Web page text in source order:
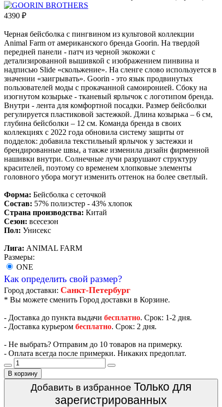
4390 ₽
Черная бейсболка с пингвином из культовой коллекции
Animal Farm от американского бренда Goorin. На твердой
передней панели - патч из черной экокожи с
детализированной вышивкой с изображением пинвина и
надписью Slide «скольжение». На сленге слово используется в
значении «заигрывать». Goorin - это язык продвинутых
пользователей моды с прокачанной самоиронией. Сбоку на
изогнутом козырьке - тканевый ярлычок с логотипом бренда.
Внутри - лента для комфортной посадки. Размер бейсболки
регулируется пластиковой застежкой. Длина козырька – 6 см,
глубина бейсболки – 12 см. Команда бренда в своих
коллекциях с 2022 года обновила систему защиты от
подделок: добавила текстильный ярлычок у застежки и
брендированные швы, а также изменила дизайн фирменной
нашивки внутри. Солнечные лучи разрушают структуру
красителей, поэтому со временем хлопковые элементы
головного убора могут изменить оттенок на более светлый.
Форма: Бейсболка с сеточкой
Состав: 57% полиэстер - 43% хлопок
Страна производства: Китай
Сезон: всесезон
Пол: Унисекс
Лига: ANIMAL FARM
Размеры:
ONE
Как определить свой размер?
Город доставки: Санкт-Петербург
* Вы можете сменить Город доставки в Корзине.
- Доставка до пункта выдачи бесплатно. Срок: 1-2 дня.
- Доставка курьером бесплатно. Срок: 2 дня.
- Не выбрать? Отправим до 10 товаров на примерку.
- Оплата всегда после примерки. Никаких предоплат.
В корзину
Добавить в избранное Только для
зарегистрированных